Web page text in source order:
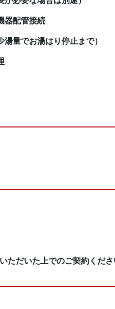
器配管接続
量でお湯はり停止まで）
だいた上でのご契約くださ